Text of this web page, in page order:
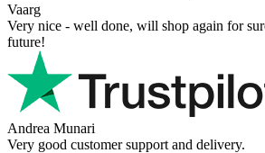
Vaarg
Very nice - well done, will shop again for
future!
Andrea Munari
Very good customer support and delivery.